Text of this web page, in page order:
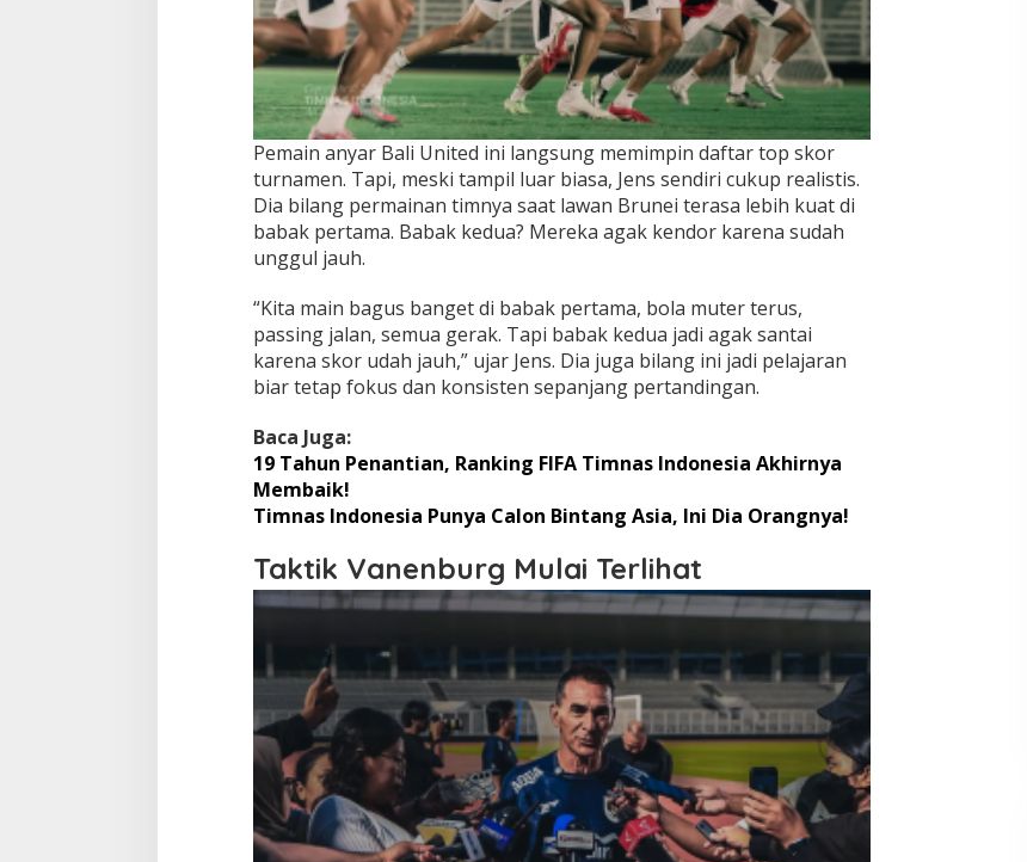
Pemain anyar Bali United ini langsung memimpin daftar top skor
turnamen. Tapi, meski tampil luar biasa, Jens sendiri cukup realistis.
Dia bilang permainan timnya saat lawan Brunei terasa lebih kuat di
babak pertama. Babak kedua? Mereka agak kendor karena sudah
unggul jauh.
“Kita main bagus banget di babak pertama, bola muter terus,
passing jalan, semua gerak. Tapi babak kedua jadi agak santai
karena skor udah jauh,” ujar Jens. Dia juga bilang ini jadi pelajaran
biar tetap fokus dan konsisten sepanjang pertandingan.
Baca Juga:
19 Tahun Penantian, Ranking FIFA Timnas Indonesia Akhirnya
Membaik!
Timnas Indonesia Punya Calon Bintang Asia, Ini Dia Orangnya!
Taktik Vanenburg Mulai Terlihat